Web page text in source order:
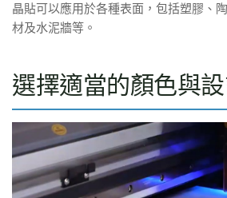
晶貼可以應用於各種表面，包括塑膠、
材及水泥牆等。
選擇適當的顏色與